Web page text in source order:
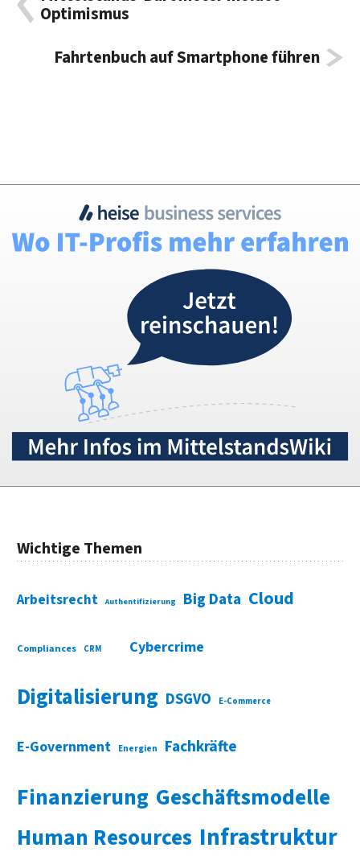
Optimismus
Fahrtenbuch auf Smartphone führen
Wichtige Themen
Arbeitsrecht Authentifizierung Big Data Cloud
Compliances CRM Cybercrime
Digitalisierung DSGVO E-Commerce
E-Government Energien Fachkräfte
Finanzierung Geschäftsmodelle
Human Resources Infrastruktur